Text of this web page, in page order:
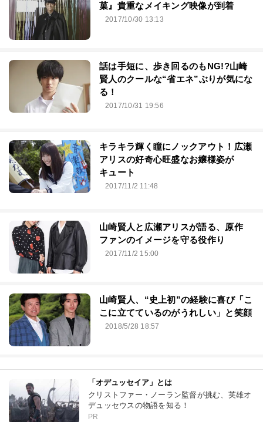
菓』貴重なメイキング映像が到着
2017/10/30 13:13
話は手短に、歩き回るのもNG!?山崎
賢人のクールな“省エネ”ぶりが気にな
る！
2017/10/31 19:56
キラキラ輝く瞳にノックアウト！広瀬
アリスの好奇心旺盛なお嬢様姿が
キュート
2017/11/2 11:48
山崎賢人と広瀬アリスが語る、原作
ファンのイメージを守る役作り
2017/11/2 15:00
山崎賢人、“史上初”の経験に喜び「こ
こに立てているのがうれしい」と笑顔
2018/5/28 18:57
「オデュッセイア」とは
クリストファー・ノーラン監督が挑む、英雄オ
デュッセウスの物語を知る！
PR